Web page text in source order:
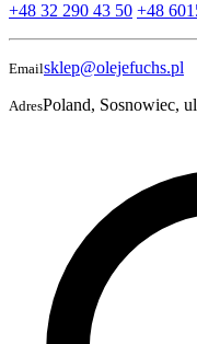
+48 32 290 43 50 +48
Emailsklep@olejefuchs.pl
AdresPoland, Sosnowiec,